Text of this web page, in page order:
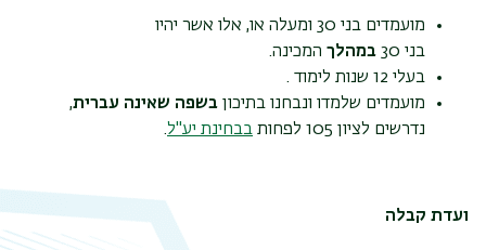
מועמדים בני 30 ומעלה או, אלו אשר יהיו
בני 30
במהלך המכינה.
בעלי 12 שנות לימוד .
מועמדים שלמדו ונבחנו בתיכון בשפה שאינה עברית,
נדרשים לציון 105 לפחות
בבחינת יע"ל.
ועדת קבלה